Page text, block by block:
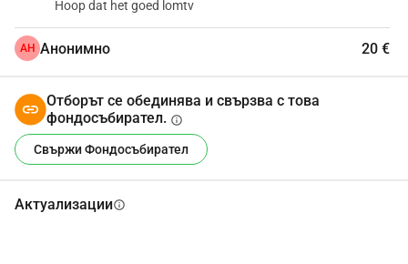
Hoop dat het goed lomtv
АН Анонимно 20 €
Отборът се обединява и свързва с това
фондосъбирател. info
Свържи Фондосъбирател
Актуализацииinfo